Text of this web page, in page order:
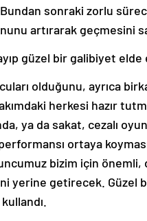
sonraki zorlu
artırarak geçmesini
güzel bir galibiyet elde
olduğunu, ayrıca
herkesi hazır
ya da sakat, cezalı
ortaya
bizim için
yerine getirecek. Güzel